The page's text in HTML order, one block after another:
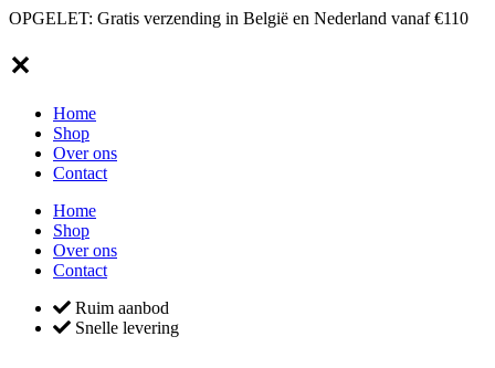
OPGELET: Gratis verzending in België en Nederland vanaf €110
✕
Home
Shop
Over ons
Contact
Home
Shop
Over ons
Contact
Ruim aanbod
Snelle levering